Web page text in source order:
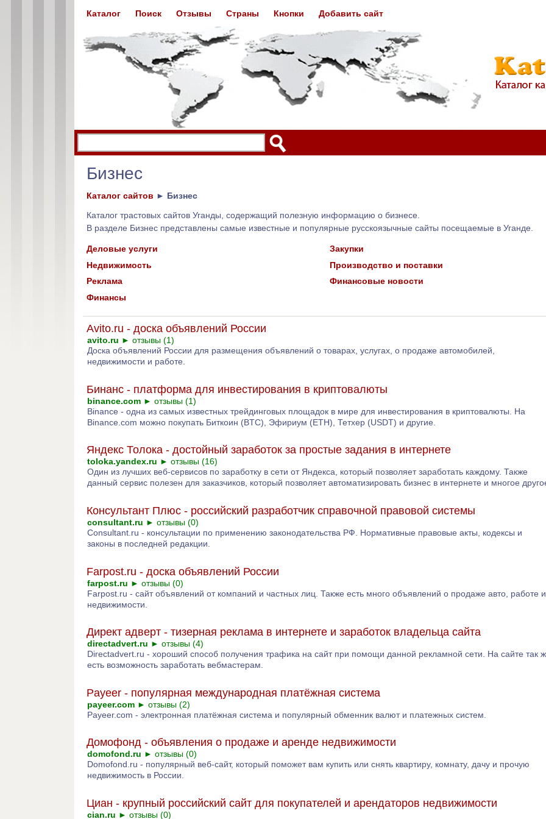
Бизнес
Каталог сайтов ► Бизнес
Каталог трастовых сайтов Уганды, содержащий полезную информацию о бизнесе.
В разделе Бизнес представлены самые известные и популярные русскоязычные сайты посещаемые в Уганде.
Деловые услуги
Закупки
Недвижимость
Производство и поставки
Реклама
Финансовые новости
Финансы
Avito.ru - доска объявлений России
avito.ru ► отзывы (1)
Доска объявлений России для размещения объявлений о товарах, услугах, о продаже автомобилей,
недвижимости и работе.
Бинанс - платформа для инвестирования в криптовалюты
binance.com ► отзывы (1)
Binance - одна из самых известных трейдинговых площадок в мире для инвестирования в криптовалюты. На
Binance.com можно покупать Биткоин (BTC), Эфириум (ETH), Тетхер (USDT) и другие.
Яндекс Толока - достойный заработок за простые задания в интернете
toloka.yandex.ru ► отзывы (16)
Один из лучших веб-сервисов по заработку в сети от Яндекса, который позволяет заработать каждому. Также
данный сервис полезен для заказчиков, который позволяет автоматизировать бизнес в интернете и многое
Консультант Плюс - российский разработчик справочной правовой системы
consultant.ru ► отзывы (0)
Consultant.ru - консультации по применению законодательства РФ. Нормативные правовые акты, кодексы и
законы в последней редакции.
Farpost.ru - доска объявлений России
farpost.ru ► отзывы (0)
Farpost.ru - сайт объявлений от компаний и частных лиц. Также есть много объявлений о продаже авто, работе и
недвижимости.
Директ адверт - тизерная реклама в интернете и заработок владельца сайта
directadvert.ru ► отзывы (4)
Directadvert.ru - хороший способ получения трафика на сайт при помощи данной рекламной сети. На сайте так
есть возможность заработать вебмастерам.
Payeer - популярная международная платёжная система
payeer.com ► отзывы (2)
Payeer.com - электронная платёжная система и популярный обменник валют и платежных систем.
Домофонд - объявления о продаже и аренде недвижимости
domofond.ru ► отзывы (0)
Domofond.ru - популярный веб-сайт, который поможет вам купить или снять квартиру, комнату, дачу и прочую
недвижимость в России.
Циан - крупный российский сайт для покупателей и арендаторов недвижимости
cian.ru ► отзывы (0)
Каталог Поиск Отзывы Страны Кнопки Добавить сайт